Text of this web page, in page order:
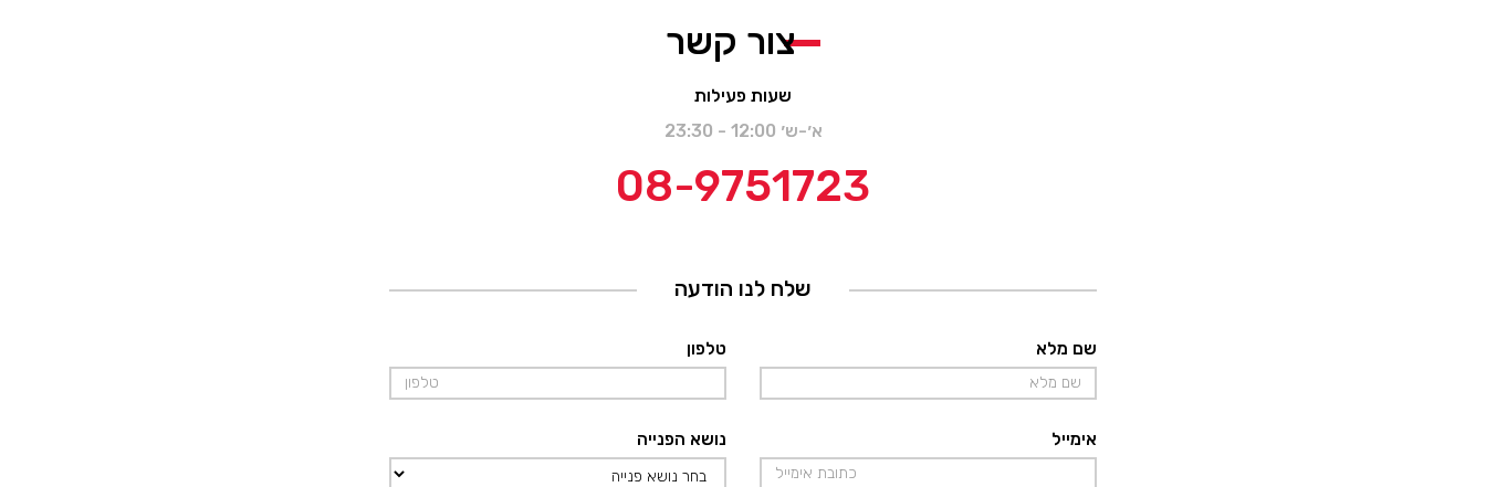
צור קשר
שעות פעילות
א׳-ש׳ 12:00 - 23:30
08-9751723
שלח לנו הודעה
שם מלא טלפון
אימייל נושא הפנייה